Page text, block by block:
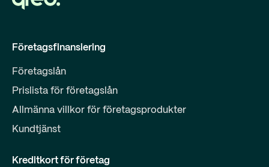
Företagsfinansiering
Företagslån
Prislista för företagslån
Allmänna villkor för företagsprodukter
Kundtjänst
Kreditkort för företag